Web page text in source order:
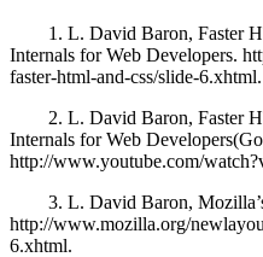
1. L. David Baron, Faster
Internals for Web Developers.
faster-html-and-css/slide-6.xhtml.
2. L. David Baron, Faster
Internals for Web
http://www.youtube.com/
3. L. David Baron,
http://www.mozilla.org/
6.xhtml.